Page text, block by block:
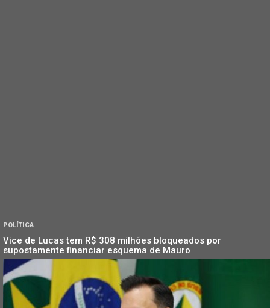
POLÍTICA
Vice de Lucas tem R$ 308 milhões bloqueados por
supostamente financiar esquema de Mauro